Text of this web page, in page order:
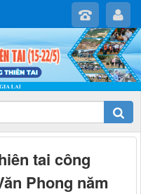
tai công
Phong năm